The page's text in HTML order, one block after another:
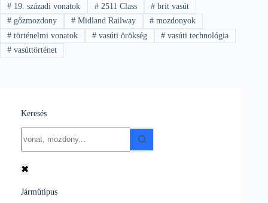
#19. századi vonatok #2511 Class # brit vasút
#gőzmozdony #Midland Railway # mozdonyok
#történelmi vonatok #vasúti örökség # vasúti technológia
#vasúttörténet
Keresés
results
✖
Járműtípus